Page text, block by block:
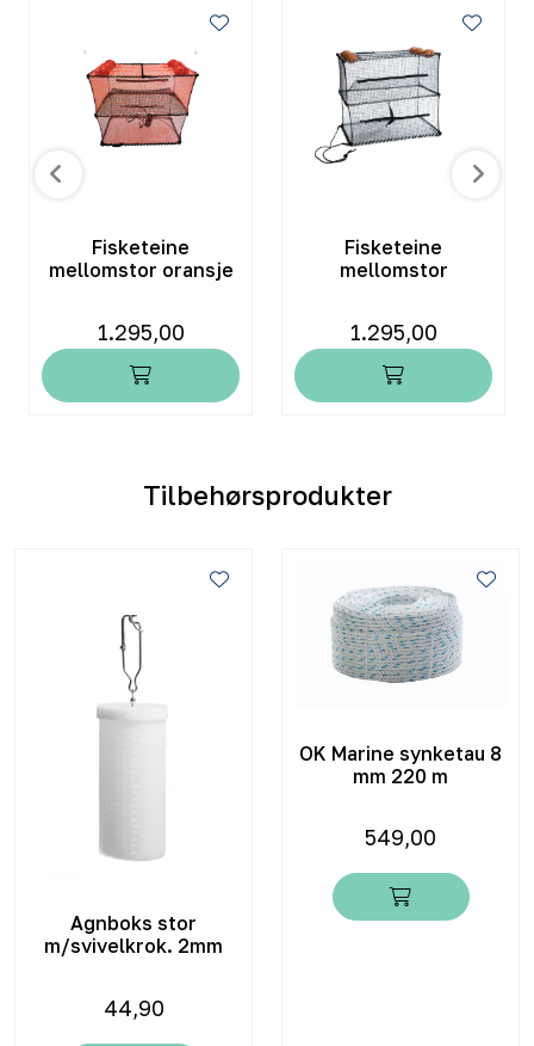
Fisketeine
mellomstor oransje
1.295,00
Fisketeine
mellomstor
1.295,00
Tilbehørsprodukter
Agnboks stor
m/svivelkrok. 2mm
44,90
OK Marine synketau 8
mm 220 m
549,00